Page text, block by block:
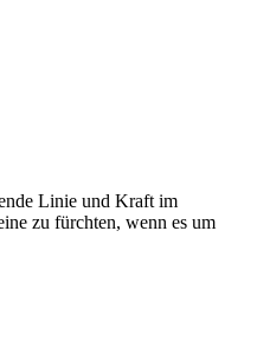
Linie und Kraft im
zu fürchten, wenn es um